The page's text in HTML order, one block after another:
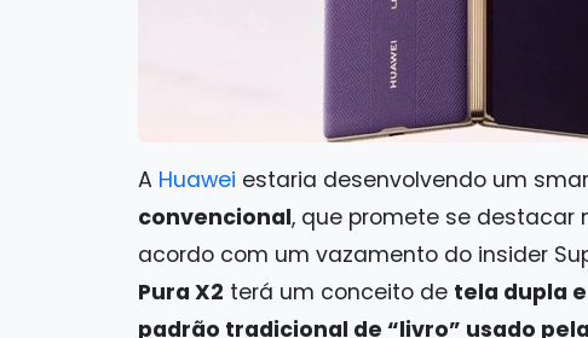
A Huawei estaria desenvolvendo um
convencional, que promete se destacar
acordo com um vazamento do insider
Pura X2 terá um conceito de tela dupla
padrão tradicional de “livro” usado